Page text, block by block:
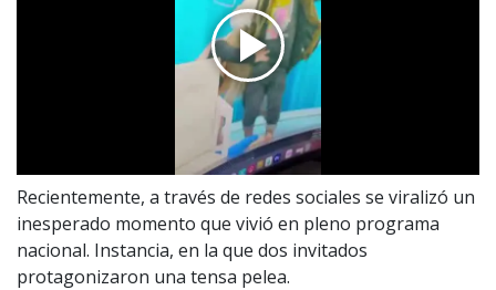
Recientemente, a través de redes sociales se viralizó un
inesperado momento que vivió en pleno programa
nacional. Instancia, en la que dos invitados
protagonizaron una tensa pelea.